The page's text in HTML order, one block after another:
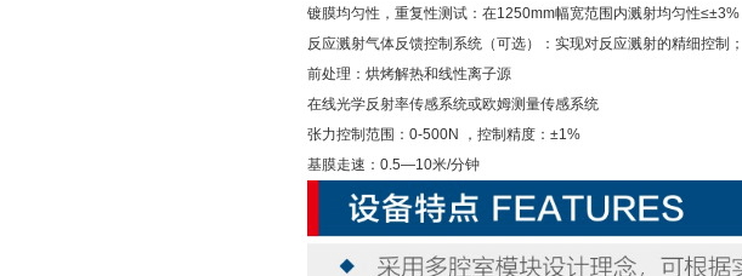
镀膜均匀性，重复性测试：在1250mm幅宽范围内溅射均匀性≤±3%
反应溅射气体反馈控制系统（可选）：实现对反应溅射的精细控制；
前处理：烘烤解热和线性离子源
在线光学反射率传感系统或欧姆测量传感系统
张力控制范围：0-500N ，控制精度：±1%
基膜走速：0.5—10米/分钟